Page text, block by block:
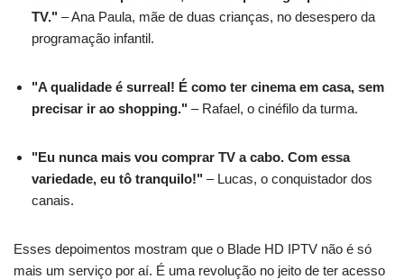
TV." – Ana Paula, mãe de duas crianças, no desespero da
programação infantil.
"A qualidade é surreal! É como ter cinema em casa, sem
precisar ir ao shopping." – Rafael, o cinéfilo da turma.
"Eu nunca mais vou comprar TV a cabo. Com essa
variedade, eu tô tranquilo!" – Lucas, o conquistador dos
canais.
Esses depoimentos mostram que o Blade HD IPTV não é só
mais um serviço por aí. É uma revolução no jeito de ter acesso